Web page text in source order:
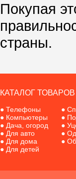
Покупая
страны.
КАТАЛОГ ТОВАРОВ
● Телефоны
● Компьютеры
● Дача, огород
● Для авто
● Для дома
● Для детей
●
●
●
●
●